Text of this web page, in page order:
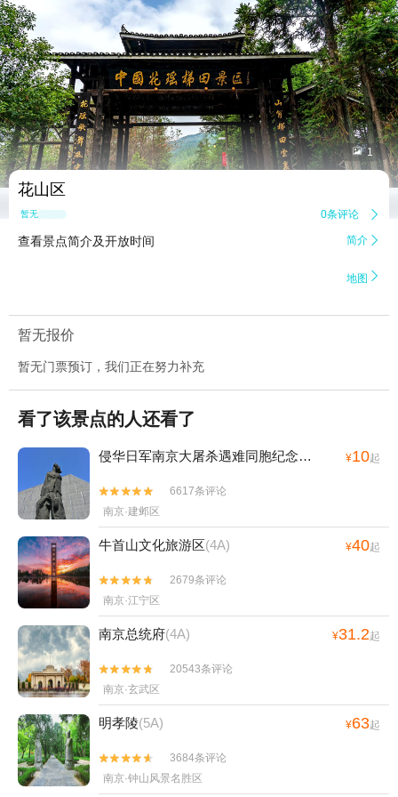
 1
花山区
暂无点评 0条评论 
查看景点简介及开放时间 简介 
地图 
暂无报价
暂无门票预订，我们正在努力补充
看了该景点的人还看了
侵华日军南京大屠杀遇难同胞纪念馆 ¥10起


6617条评论
南京·建邺区
牛首山文化旅游区(4A) ¥40起


2679条评论
南京·江宁区
南京总统府(4A) ¥31.2起


20543条评论
南京·玄武区
明孝陵(5A) ¥63起


3684条评论
南京·钟山风景名胜区
